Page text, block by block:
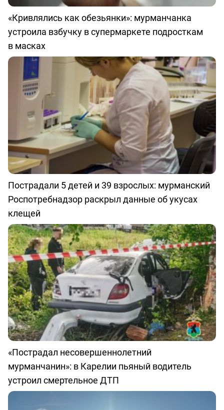
«Кривлялись как обезьянки»: мурманчанка
устроила взбучку в супермаркете подросткам
в масках
Пострадали 5 детей и 39 взрослых: мурманский
Роспотребнадзор раскрыл данные об укусах
клещей
«Пострадал несовершеннолетний
мурманчанин»: в Карелии пьяный водитель
устроил смертельное ДТП